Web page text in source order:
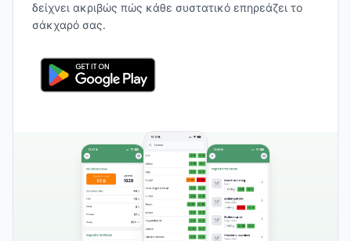
δείχνει ακριβώς πώς κάθε συστατικό επηρεάζει το
σάκχαρό σας.